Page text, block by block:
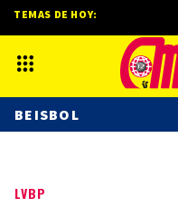
LVBP
TEMAS DE HOY:
BEISBOL